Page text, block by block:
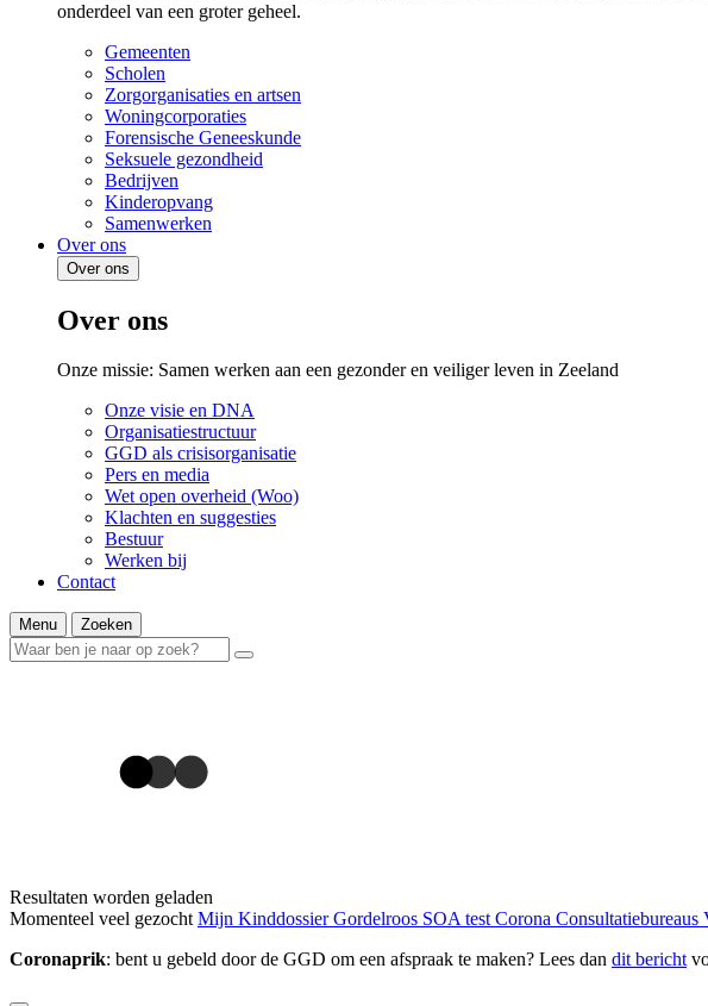
onderdeel van een groter geheel.
Gemeenten
Scholen
Zorgorganisaties en artsen
Woningcorporaties
Forensische Geneeskunde
Seksuele gezondheid
Bedrijven
Kinderopvang
Samenwerken
Over ons
Over ons
Over ons
Onze missie: Samen werken aan een gezonder en veiliger leven in Zeeland
Onze visie en DNA
Organisatiestructuur
GGD als crisisorganisatie
Pers en media
Wet open overheid (Woo)
Klachten en suggesties
Bestuur
Werken bij
Contact
Menu Zoeken
Resultaten worden geladen
Momenteel veel gezocht Mijn KinddossierGordelroos SOA testCorona Consultatiebureaus
Coronaprik: bent u gebeld door de GGD om een afspraak te maken? Lees dan dit bericht